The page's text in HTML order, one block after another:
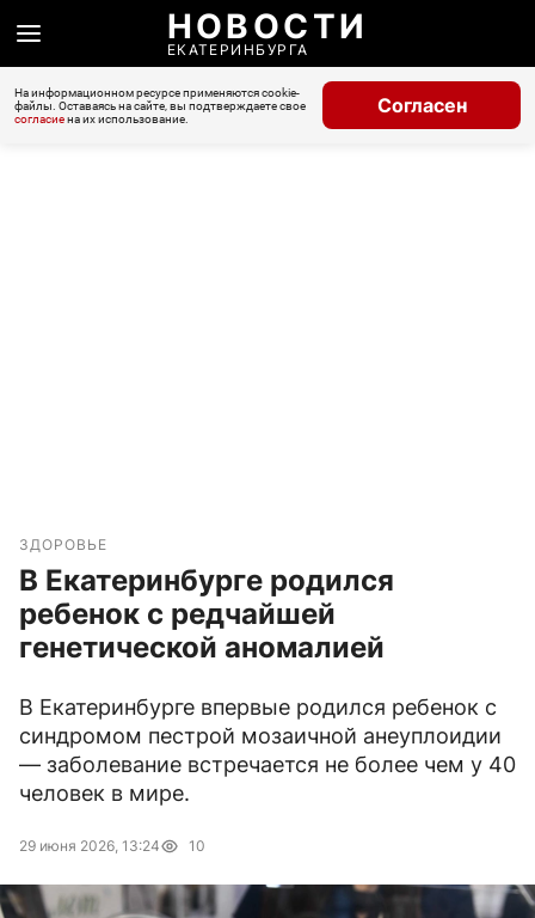
НОВОСТИ
ЕКАТЕРИНБУРГА
На информационном ресурсе применяются cookie-
файлы. Оставаясь на сайте, вы подтверждаете свое
согласиена их использование.
Согласен
ЗДОРОВЬЕ
В Екатеринбурге родился
ребенок с редчайшей
генетической аномалией
В Екатеринбурге впервые родился ребенок с
синдромом пестрой мозаичной анеуплоидии
— заболевание встречается не более чем у 40
человек в мире.
29 июня 2026, 13:24 10